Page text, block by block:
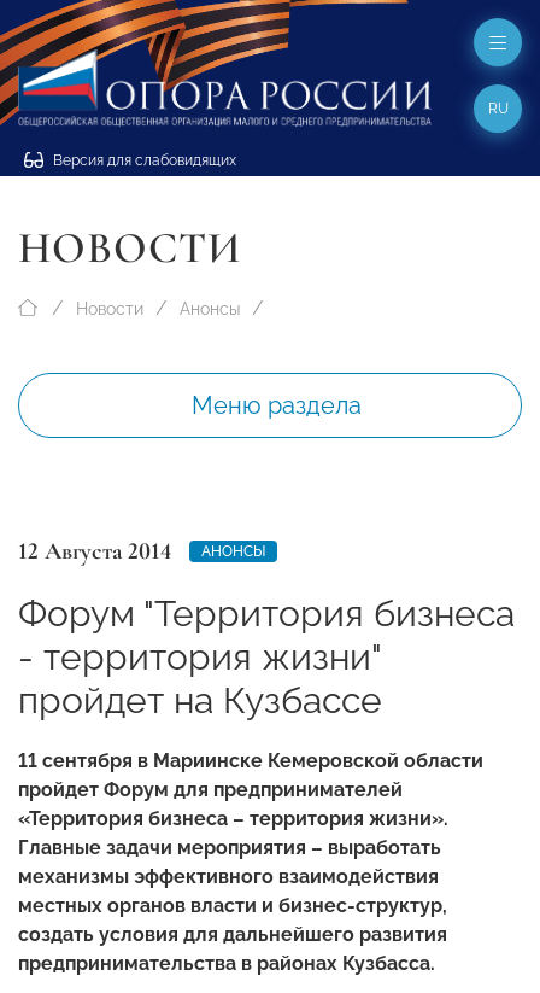
Версия для слабовидящих
RU
НОВОСТИ
Новости Анонсы
Меню раздела
12 Августа 2014 АНОНСЫ
Форум "Территория бизнеса
- территория жизни"
пройдет на Кузбассе
11 сентября в Мариинске Кемеровской области
пройдет Форум для предпринимателей
«Территория бизнеса – территория жизни».
Главные задачи мероприятия – выработать
механизмы эффективного взаимодействия
местных органов власти и бизнес-структур,
создать условия для дальнейшего развития
предпринимательства в районах Кузбасса.